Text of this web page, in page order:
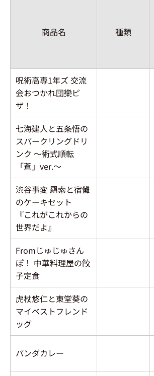
商品名 種類
呪術高専1年ズ 交流
会おつかれ団欒ピ
ザ！
七海建人と五条悟の
スパークリングドリ
ンク ～術式順転
「蒼」ver.～
渋谷事変 羂索と宿儺
のケーキセット
『これがこれからの
世界だよ』
Fromじゅじゅさん
ぽ！ 中華料理屋の餃
子定食
虎杖悠仁と東堂葵の
マイベストフレンド
ッグ
パンダカレー